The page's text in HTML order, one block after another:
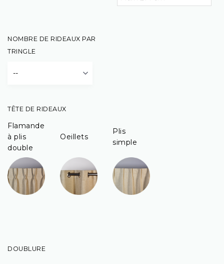
NOMBRE DE RIDEAUX PAR
TRINGLE
TÊTE DE RIDEAUX
Flamande
à plis
double
Oeillets
Plis
simple
DOUBLURE